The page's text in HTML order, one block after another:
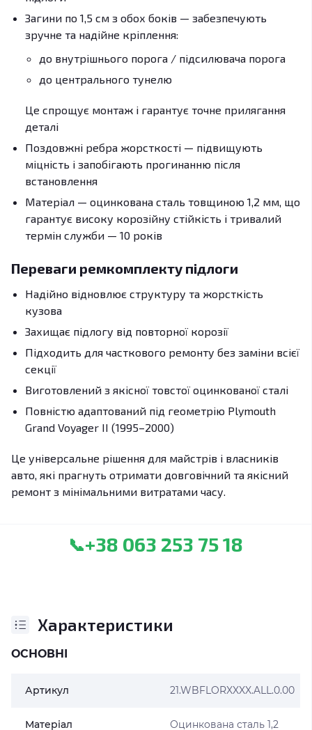
Загини по 1,5 см з обох боків — забезпечують
зручне та надійне кріплення:
до внутрішнього порога / підсилювача порога
до центрального тунелю
Це спрощує монтаж і гарантує точне прилягання
деталі
Поздовжні ребра жорсткості — підвищують
міцність і запобігають прогинанню після
встановлення
Матеріал — оцинкована сталь товщиною 1,2 мм, що
гарантує високу корозійну стійкість і тривалий
термін служби — 10 років
Переваги ремкомплекту підлоги
Надійно відновлює структуру та жорсткість
кузова
Захищає підлогу від повторної корозії
Підходить для часткового ремонту без заміни всієї
секції
Виготовлений з якісної товстої оцинкованої сталі
Повністю адаптований під геометрію Plymouth
Grand Voyager II (1995–2000)
Це універсальне рішення для майстрів і власників
авто, які прагнуть отримати довговічний та якісний
ремонт з мінімальними витратами часу.
📞+38 063 253 75 18
Характеристики
ОСНОВНІ
Артикул 21.WBFLORXXXX.ALL.0.00
Матеріал Оцинкована сталь 1,2